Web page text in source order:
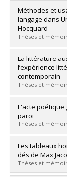
Diplômé(e) :
Cycle :Maîtrise
Diplôme
Lien vers le
Méthodes et
langage dans
Hocquard
Thèses et
Diplômé(e) :
Cycle :Maîtrise
Diplôme
Lien vers le
La littérature
l’expérience
contemporain
Thèses et
Diplômé(e) :
Cycle :
Diplôme
Lien vers le
L'acte poétique
paroi
Thèses et
Diplômé(e) :
Cycle : Maîtrise
Diplôme
Lien vers le
Les tableaux
dés de Max
Thèses et